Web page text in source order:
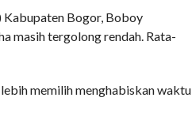
Kabupaten Bogor, Boboy
masih tergolong rendah. Rata-
memilih menghabiskan waktu